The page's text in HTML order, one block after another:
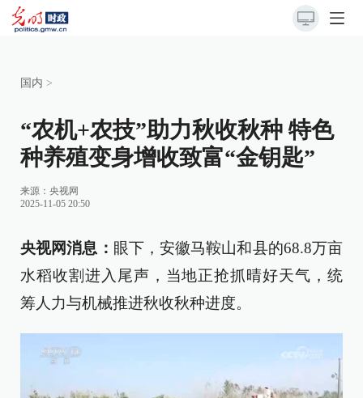
国内 >
“农机+农技”助力秋收秋种 特色
种养殖变身增收致富“金钥匙”
来源： 央视网
2025-11-05 20:50
央视网消息： 眼下，安徽马鞍山和县的68.8万亩
水稻收割进入尾声，当地正抢抓晴好天气，统
筹人力与机械推进秋收秋种进度。